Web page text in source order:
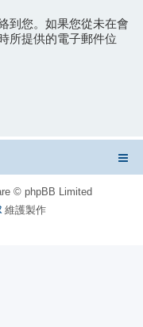
到您。如果您從未在會
所提供的電子郵件位
© phpBB Limited
維護製作